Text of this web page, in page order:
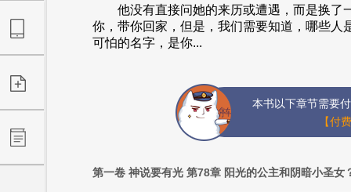
他没有直接问她的来历或遭遇，而是换了
你，带你回家，但是，我们需要知道，哪些
可怕的名字，是你...
本书以下章节需要
【付
第一卷 神说要有光 第78章 阳光的公主和阴暗小圣女